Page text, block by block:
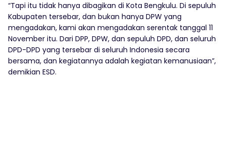
“Tapi itu tidak hanya dibagikan di Kota Bengkulu. Di sepuluh
Kabupaten tersebar, dan bukan hanya DPW yang
mengadakan, kami akan mengadakan serentak tanggal 11
November itu. Dari DPP, DPW, dan sepuluh DPD, dan seluruh
DPD-DPD yang tersebar di seluruh Indonesia secara
bersama, dan kegiatannya adalah kegiatan kemanusiaan”,
demikian ESD.